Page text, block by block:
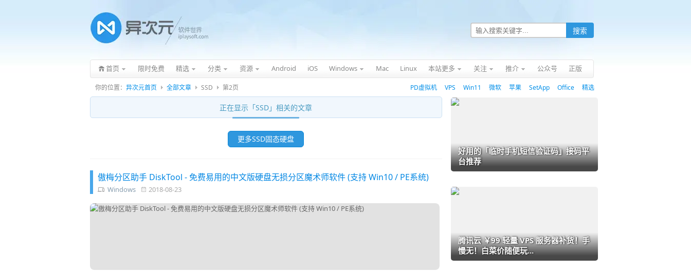
首页 限时免费 精选 分类 资源 Android iOS Windows Mac Linux 本站更多 关注 推介 公众号 正版
你的位置： 异次元首页 全部文章 SSD 第2页 PD虚拟机 VPS Win11 微软 苹果 SetApp Office 精选
正在显示「SSD」相关的文章
更多SSD固态硬盘
傲梅分区助手 DiskTool - 免费易用的中文版硬盘无损分区魔术师软件 (支持 Win10 / PE系统)
Windows 2018-08-23
好用的「临时手机短信验证码」接码平
台推荐
腾讯云 ￥99 轻量 VPS 服务器补货！手
慢无！白菜价随便玩...